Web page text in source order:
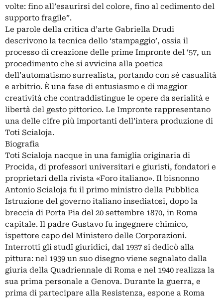
volte: fino all’esaurirsi del colore, fino al cedimento del
supporto fragile”.
Le parole della critica d’arte Gabriella Drudi
descrivono la tecnica dello ‘stampaggio’, ossia il
processo di creazione delle prime Impronte del ‘57, un
procedimento che si avvicina alla poetica
dell’automatismo surrealista, portando con sé casualità
e arbitrio. È una fase di entusiasmo e di maggior
creatività che contraddistingue le opere da serialità e
libertà del gesto pittorico. Le Impronte rappresentano
una delle cifre più importanti dell’intera produzione di
Toti Scialoja.
Biografia
Toti Scialoja nacque in una famiglia originaria di
Procida, di professori universitari e giuristi, fondatori e
proprietari della rivista «Foro italiano». Il bisnonno
Antonio Scialoja fu il primo ministro della Pubblica
Istruzione del governo italiano insediatosi, dopo la
breccia di Porta Pia del 20 settembre 1870, in Roma
capitale. Il padre Gustavo fu ingegnere chimico,
ispettore capo del Ministero delle Corporazioni.
Interrotti gli studî giuridici, dal 1937 si dedicò alla
pittura: nel 1939 un suo disegno viene segnalato dalla
giuria della Quadriennale di Roma e nel 1940 realizza la
sua prima personale a Genova. Durante la guerra, e
prima di partecipare alla Resistenza, espone a Roma